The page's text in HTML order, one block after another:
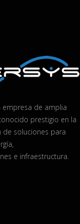
empresa de amplia
prestigio en la
de soluciones para
e infraestructura.